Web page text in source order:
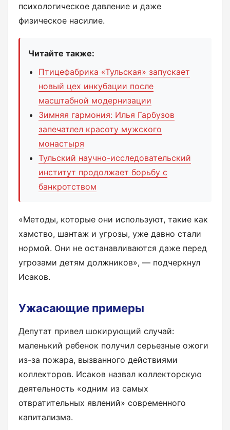
психологическое давление и даже
физическое насилие.
Читайте также:
Птицефабрика «Тульская» запускает
новый цех инкубации после
масштабной модернизации
Зимняя гармония: Илья Гарбузов
запечатлел красоту мужского
монастыря
Тульский научно-исследовательский
институт продолжает борьбу с
банкротством
«Методы, которые они используют, такие как
хамство, шантаж и угрозы, уже давно стали
нормой. Они не останавливаются даже перед
угрозами детям должников», — подчеркнул
Исаков.
Ужасающие примеры
Депутат привел шокирующий случай:
маленький ребенок получил серьезные ожоги
из-за пожара, вызванного действиями
коллекторов. Исаков назвал коллекторскую
деятельность «одним из самых
отвратительных явлений» современного
капитализма.